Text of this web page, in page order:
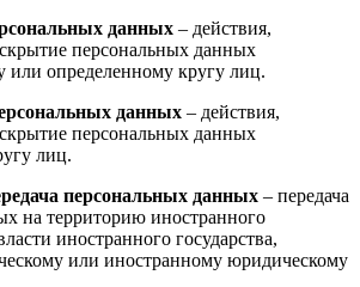
данных – действия,
персональных данных
или определенному кругу лиц.
данных – действия,
персональных данных
лиц.
персональных данных – передача
на территорию иностранного
иностранного государства,
или иностранному юридическому